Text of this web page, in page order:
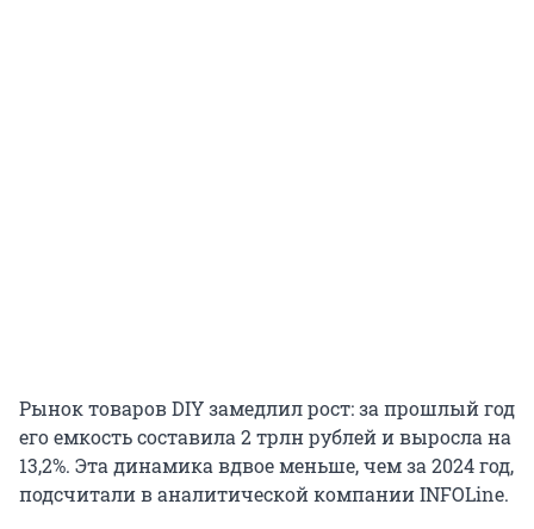
Рынок товаров DIY замедлил рост: за прошлый год
его емкость составила 2 трлн рублей и выросла на
13,2%. Эта динамика вдвое меньше, чем за 2024 год,
подсчитали в аналитической компании INFOLine.